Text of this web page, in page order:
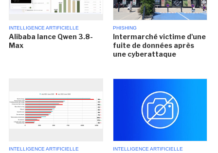
INTELLIGENCE ARTIFICIELLE
Alibaba lance Qwen 3.8-
Max
PHISHING
Intermarché victime d'une
fuite de données après
une cyberattaque
INTELLIGENCE ARTIFICIELLE INTELLIGENCE ARTIFICIELLE